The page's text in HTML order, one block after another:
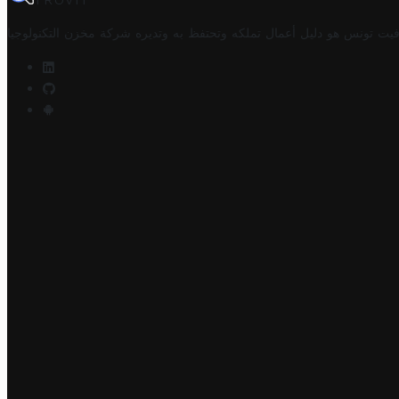
تونس هو دليل أعمال تملكه وتحتفظ به وتديره شركة مخزن التكنولوجيا